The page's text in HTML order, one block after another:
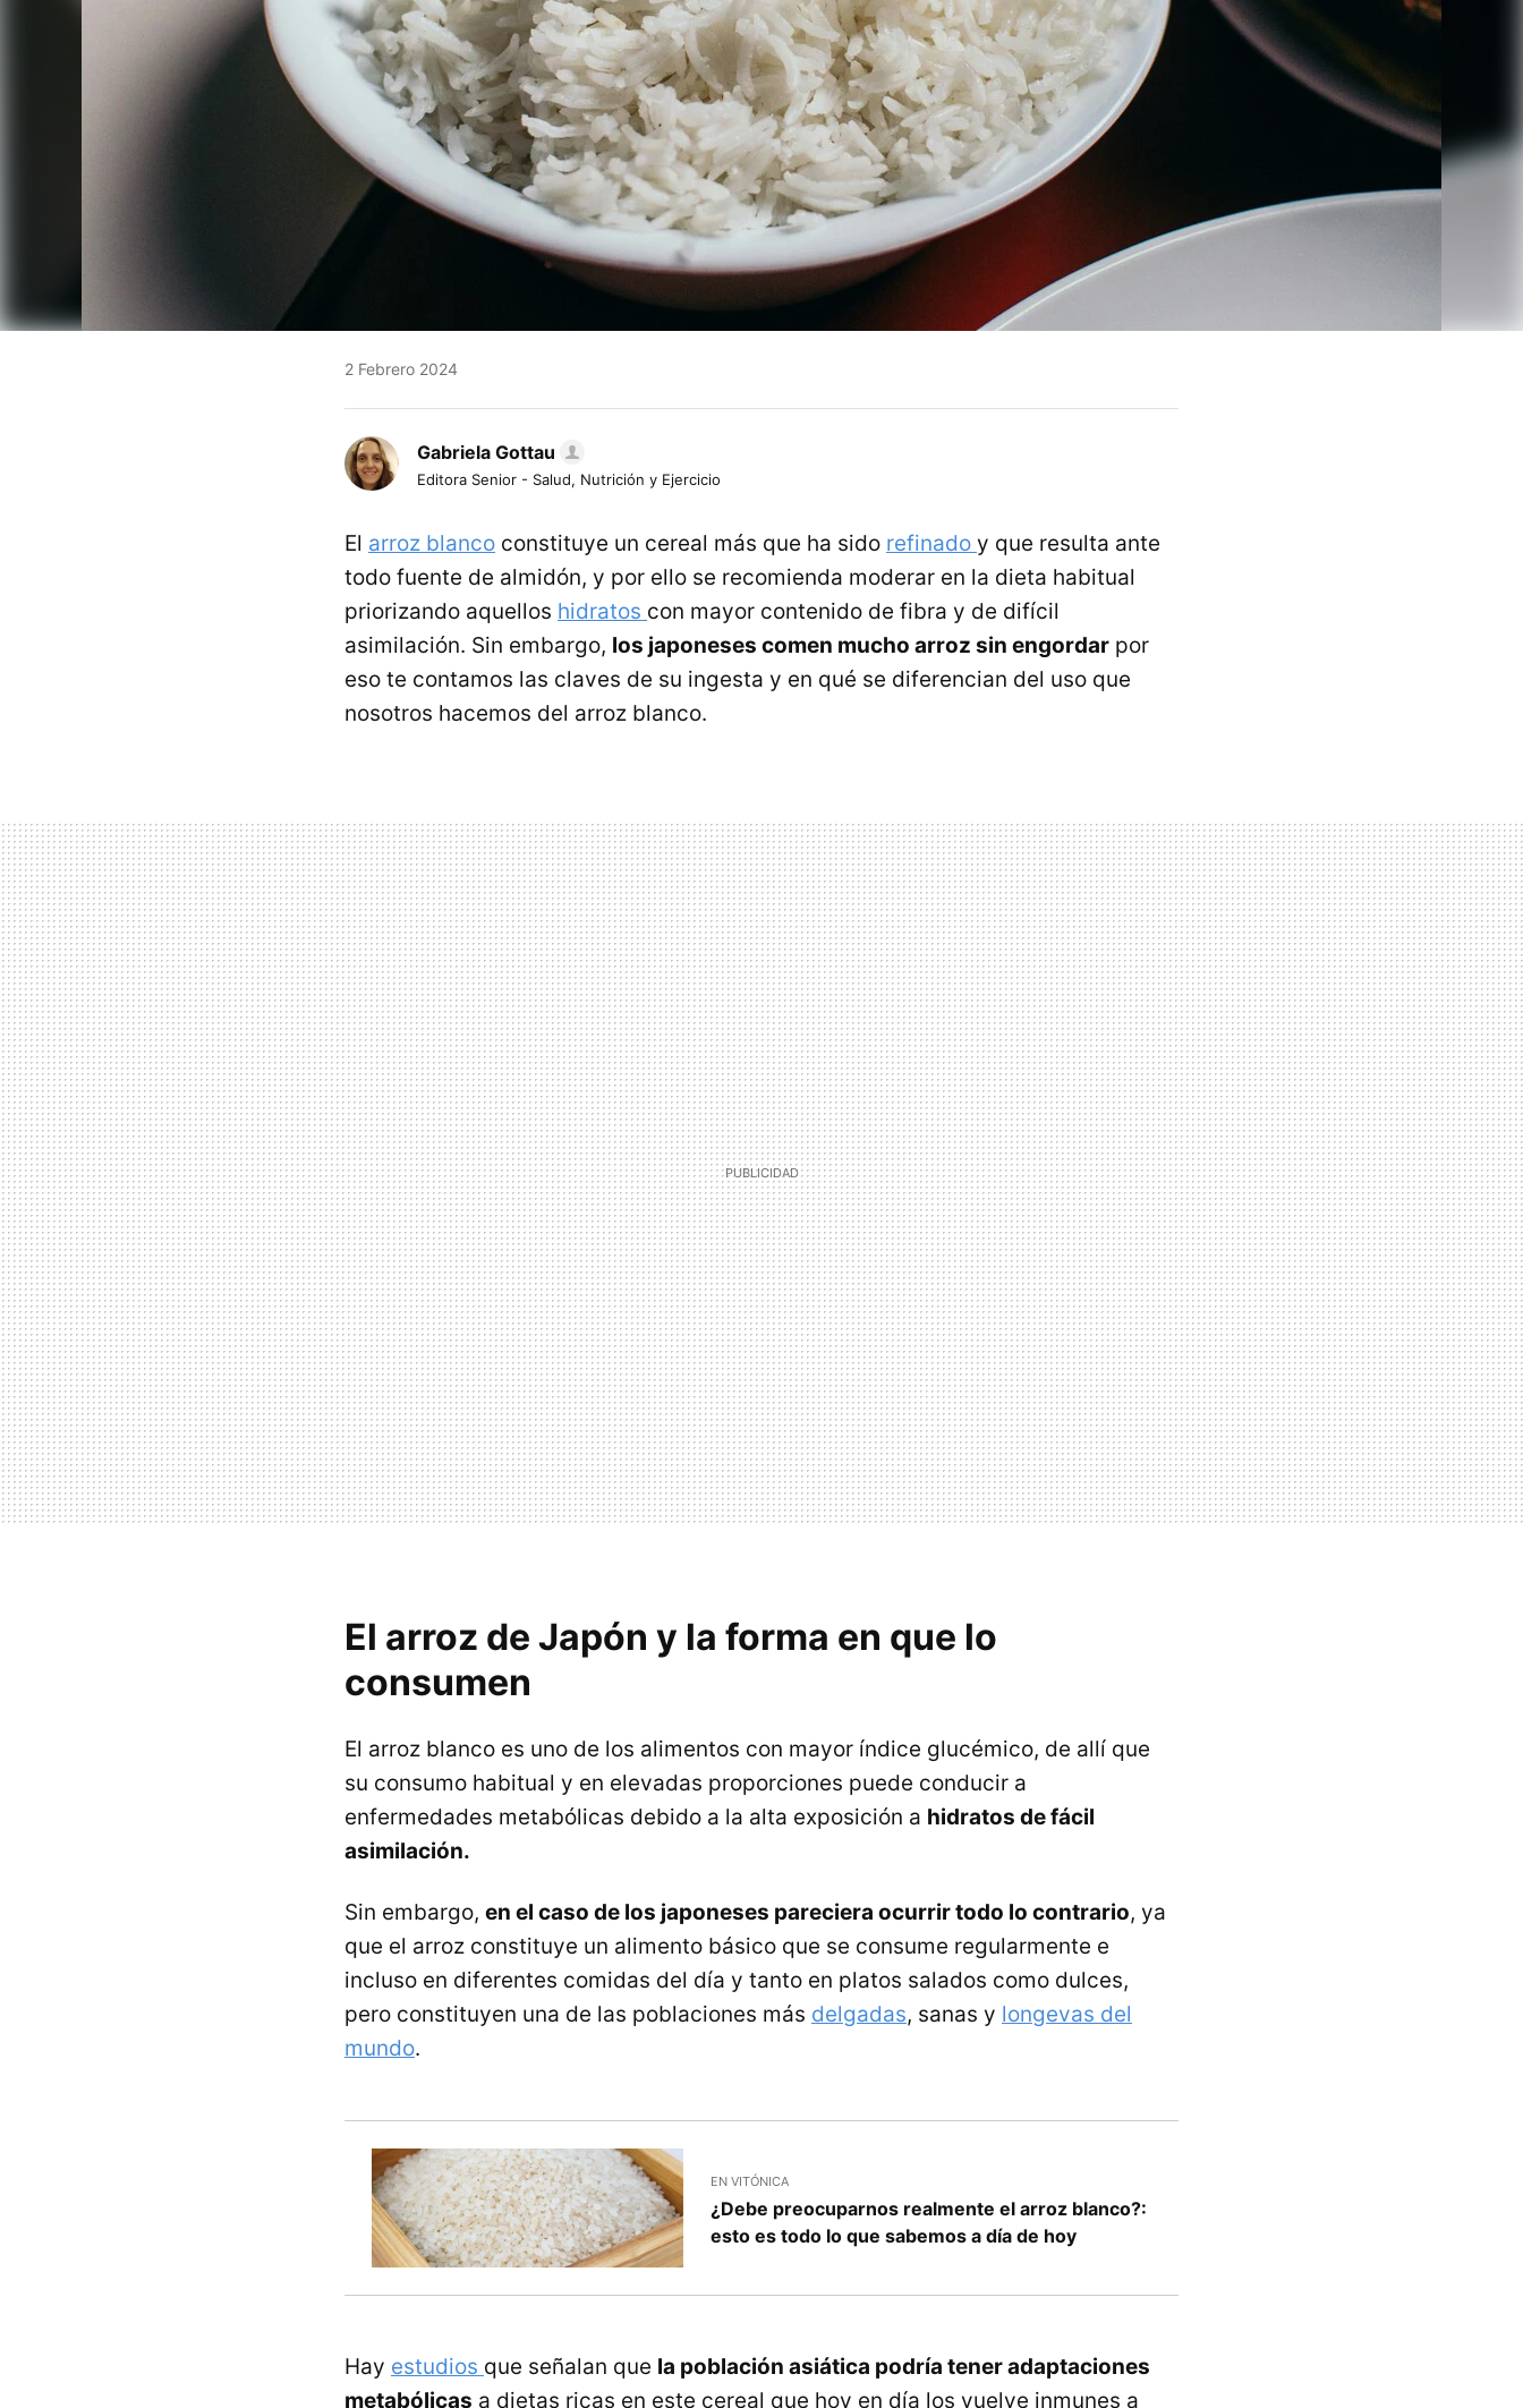
2 Febrero 2024
Gabriela Gottau
Editora Senior - Salud, Nutrición y Ejercicio
El arroz blanco constituye un cereal más que ha sido refinado y que resulta ante
todo fuente de almidón, y por ello se recomienda moderar en la dieta habitual
priorizando aquellos hidratos con mayor contenido de fibra y de difícil
asimilación. Sin embargo, los japoneses comen mucho arroz sin engordar por
eso te contamos las claves de su ingesta y en qué se diferencian del uso que
nosotros hacemos del arroz blanco.
El arroz de Japón y la forma en que lo
consumen
El arroz blanco es uno de los alimentos con mayor índice glucémico, de allí que
su consumo habitual y en elevadas proporciones puede conducir a
enfermedades metabólicas debido a la alta exposición a hidratos de fácil
asimilación.
Sin embargo, en el caso de los japoneses pareciera ocurrir todo lo contrario, ya
que el arroz constituye un alimento básico que se consume regularmente e
incluso en diferentes comidas del día y tanto en platos salados como dulces,
pero constituyen una de las poblaciones más delgadas, sanas y longevas del
mundo.
EN VITÓNICA
¿Debe preocuparnos realmente el arroz blanco?:
esto es todo lo que sabemos a día de hoy
Hay estudios que señalan que la población asiática podría tener adaptaciones
metabólicas a dietas ricas en este cereal que hoy en día los vuelve inmunes a